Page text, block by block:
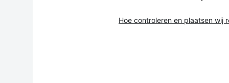
Hoe controleren en plaatsen wij